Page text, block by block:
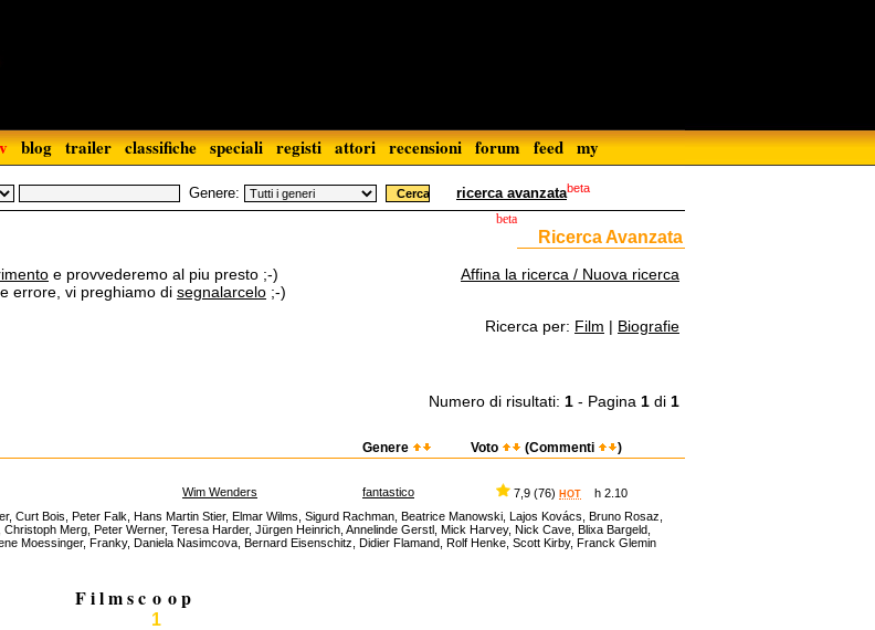
blog trailer classifiche speciali registi attori recensioni forum feed my
Genere: ricerca avanzatabeta
Ricerca Avanzata
beta
Affina la ricerca / Nuova ricerca
e provvederemo al piu presto ;-)
errore, vi preghiamo di segnalarcelo ;-)
Ricerca per: Film | Biografie
Numero di risultati: 1 - Pagina 1 di 1
Genere Voto (Commenti )
Wim Wenders fantastico 7,9 (76) HOT h 2.10
Curt Bois, Peter Falk, Hans Martin Stier, Elmar Wilms, Sigurd Rachman, Beatrice Manowski, Lajos Kovács, Bruno Rosaz,
Christoph Merg, Peter Werner, Teresa Harder, Jürgen Heinrich, Annelinde Gerstl, Mick Harvey, Nick Cave, Blixa Bargeld,
Moessinger, Franky, Daniela Nasimcova, Bernard Eisenschitz, Didier Flamand, Rolf Henke, Scott Kirby, Franck Glemin
F i l m s c o
1
o p